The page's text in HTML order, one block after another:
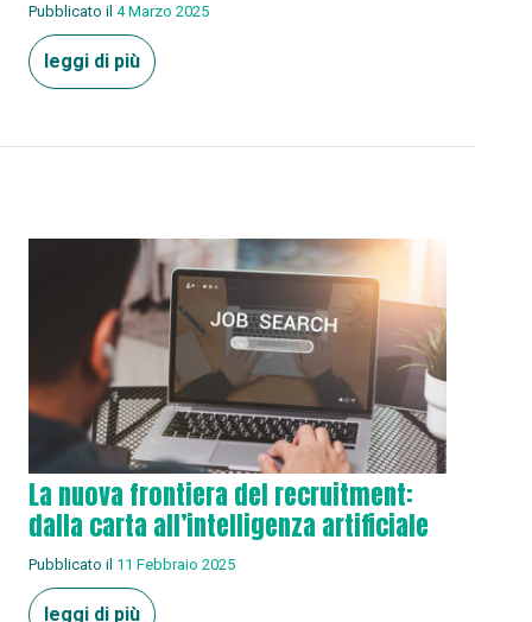
Pubblicato il 4 Marzo 2025
leggi di più
La nuova frontiera del recruitment:
dalla carta all’intelligenza artificiale
Pubblicato il 11 Febbraio 2025
leggi di più